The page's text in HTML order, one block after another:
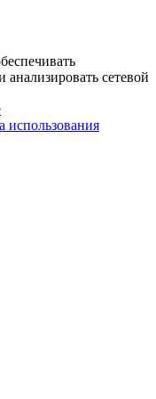
сетевой
использования